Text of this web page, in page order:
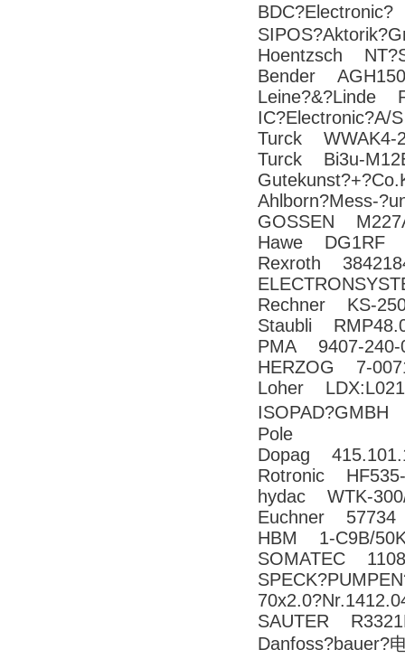
Hoentzsch
Bender
Leine?&?Linde
IC?Electronic?A/
Turck WWAK4-
Turck Bi3u-
Ahlborn?Mess-
GOSSEN
Hawe DG1RF
Rexroth
Rechner KS-
Staubli
PMA 9407-240-
HERZOG 7-
Loher
ISOPAD?GMBH
Pole
Dopag
Rotronic HF535-
hydac WTK-
Euchner 57734
HBM 1-C9B/
SOMATEC 1108
SAUTER
Danfoss?bauer?